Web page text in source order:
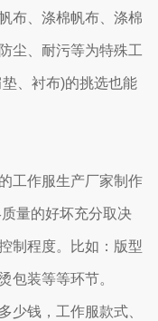
布、涤棉帆布、涤棉
尘、耐污等为特殊工
、衬布)的挑选也能
工作服生产厂家制作
量的好坏充分取决
制程度。比如：版型
包装等等环节。
少钱，工作服款式、